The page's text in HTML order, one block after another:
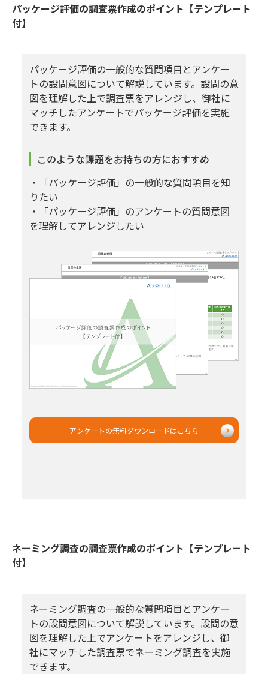
パッケージ評価の調査票作成のポイント【テンプレート
付】
パッケージ評価の一般的な質問項目とアンケー
トの設問意図について解説しています。設問の意
図を理解した上で調査票をアレンジし、御社に
マッチしたアンケートでパッケージ評価を実施
できます。
このような課題をお持ちの方におすすめ
・「パッケージ評価」の一般的な質問項目を知
りたい
・「パッケージ評価」のアンケートの質問意図
を理解してアレンジしたい
アンケートの無料ダウンロードはこちら
ネーミング調査の調査票作成のポイント【テンプレート
付】
ネーミング調査の一般的な質問項目とアンケー
トの設問意図について解説しています。設問の意
図を理解した上でアンケートをアレンジし、御
社にマッチした調査票でネーミング調査を実施
できます。